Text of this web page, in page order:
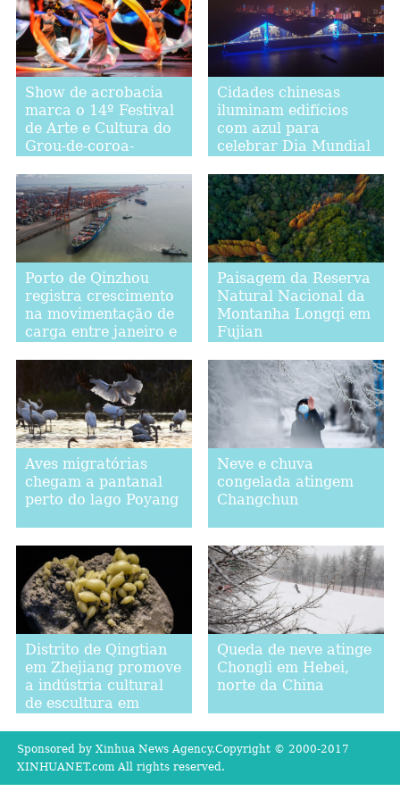
de Nanping
Show de acrobacia
marca o 14º Festival
de Arte e Cultura do
Grou-de-coroa-
Cidades chinesas
iluminam edifícios
com azul para
celebrar Dia Mundial
Porto de Qinzhou
registra crescimento
na movimentação de
carga entre janeiro e
Paisagem da Reserva
Natural Nacional da
Montanha Longqi em
Fujian
Aves migratórias
chegam a pantanal
perto do lago Poyang
Neve e chuva
congelada atingem
Changchun
Distrito de Qingtian
em Zhejiang promove
a indústria cultural
de escultura em
Queda de neve atinge
Chongli em Hebei,
norte da China
Sponsored by Xinhua News Agency.Copyright © 2000-2017
XINHUANET.com All rights reserved.